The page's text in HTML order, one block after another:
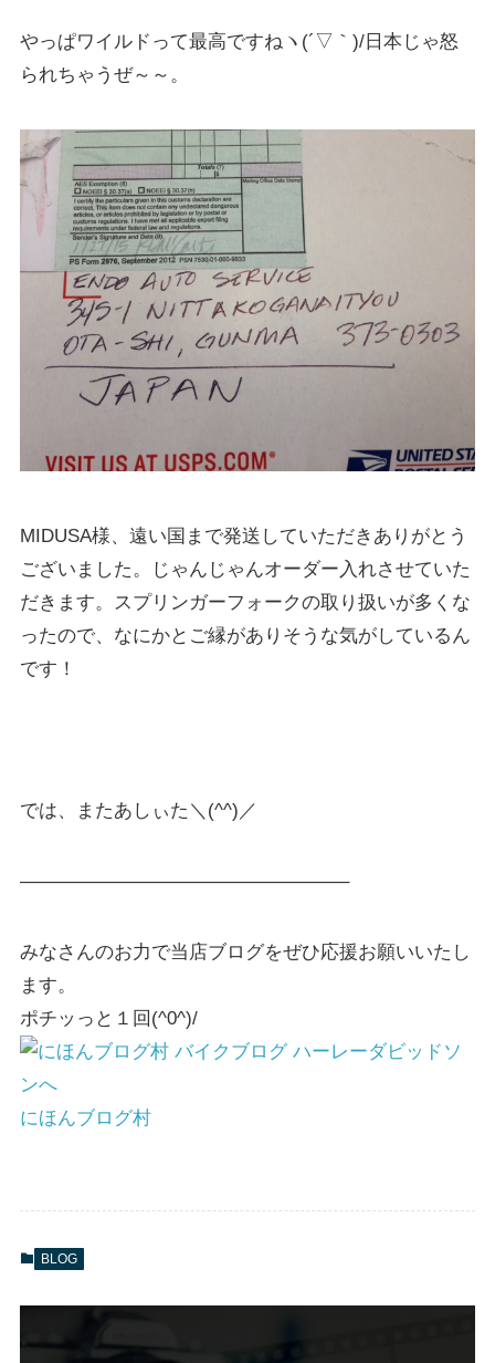
やっぱワイルドって最高ですねヽ(´▽｀)/日本じゃ怒
られちゃうぜ～～。
MIDUSA様、遠い国まで発送していただきありがとう
ございました。じゃんじゃんオーダー入れさせていた
だきます。スプリンガーフォークの取り扱いが多くな
ったので、なにかとご縁がありそうな気がしているん
です！
では、またあしぃた＼(^^)／
—————————————————–
みなさんのお力で当店ブログをぜひ応援お願いいたし
ます。
ポチッっと１回(^0^)/
にほんブログ村
BLOG